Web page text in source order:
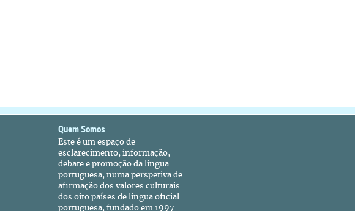
Quem Somos
Este é um espaço de
esclarecimento, informação,
debate e promoção da língua
portuguesa, numa perspetiva de
afirmação dos valores culturais
dos oito países de língua oficial
portuguesa, fundado em 1997.